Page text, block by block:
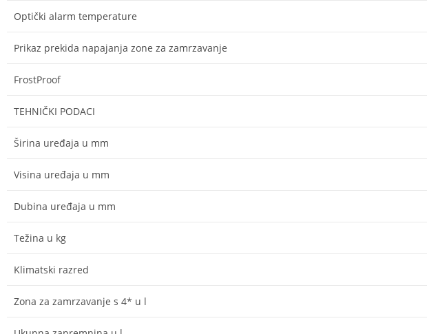
Optički alarm temperature
Prikaz prekida napajanja zone za zamrzavanje
FrostProof
TEHNIČKI PODACI
Širina uređaja u mm
Visina uređaja u mm
Dubina uređaja u mm
Težina u kg
Klimatski razred
Zona za zamrzavanje s 4* u l